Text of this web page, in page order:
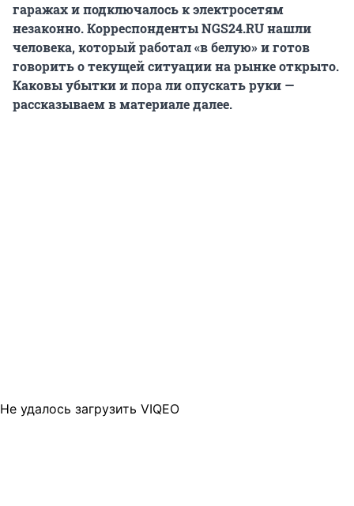
гаражах и подключалось к электросетям
незаконно. Корреспонденты NGS24.RU нашли
человека, который работал «в белую» и готов
говорить о текущей ситуации на рынке открыто.
Каковы убытки и пора ли опускать руки —
рассказываем в материале далее.
Не удалось загрузить VIQEO